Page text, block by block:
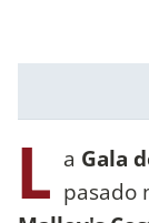
L a Gala
pasado